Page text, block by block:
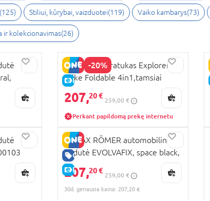
(125) Stiliui, kūrybai, vaizduotei(119) Vaiko kambarys(73)
ir kolekcionavimas(26)
-20%
E-KAINA
GLOBBER triratukas Explorer
Trike Foldable 4in1,tamsiai
pastelinis rožinis, 732-210
207,20 €
259,00 €
Perkant papildomą prekę internetu
GERA KAINA
E-KAINA
BRITAX RÖMER automobilinė
kėdutė EVOLVAFIX, space black,
2000037921/2000037945
207,20 €
259,00 €
30d. geriausia kaina: 207,20 €